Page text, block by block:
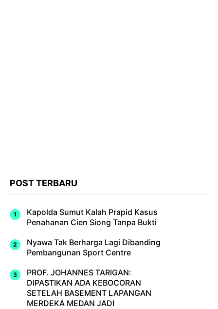
POST TERBARU
Kapolda Sumut Kalah Prapid Kasus
Penahanan Cien Siong Tanpa Bukti
Nyawa Tak Berharga Lagi Dibanding
Pembangunan Sport Centre
PROF. JOHANNES TARIGAN:
DIPASTIKAN ADA KEBOCORAN
SETELAH BASEMENT LAPANGAN
MERDEKA MEDAN JADI